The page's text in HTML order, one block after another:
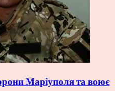
Маріуполя та воює